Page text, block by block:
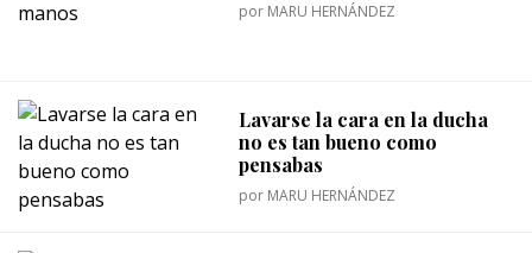
por MARU HERNÁNDEZ
Lavarse la cara en la ducha
no es tan bueno como
pensabas
por MARU HERNÁNDEZ